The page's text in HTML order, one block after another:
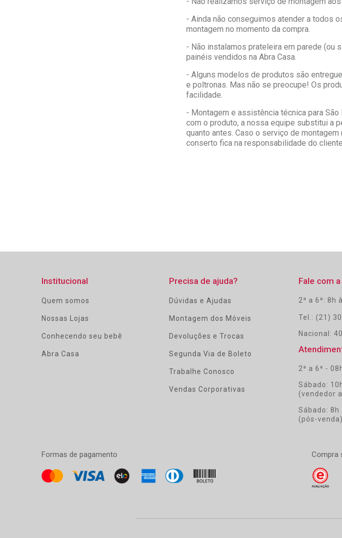
- Ainda não conseguimos atender a todos
montagem no momento da compra.
- Não instalamos prateleira em parede (ou
painéis vendidos na Abra Casa.
- Alguns modelos de produtos são
e poltronas. Mas não se preocupe! Os
facilidade.
- Montagem e assistência técnica para
com o produto, a nossa equipe substitui a
quanto antes. Caso o serviço de
conserto fica na responsabilidade do
Institucional
Quem somos
Nossas Lojas
Conhecendo seu bebê
Abra Casa
Precisa de ajuda?
Dúvidas e Ajudas
Montagem dos Móveis
Devoluções e Trocas
Segunda Via de Boleto
Trabalhe Conosco
Vendas Corporativas
Fale com
2ª a 6ª: 8h
Tel.: (21)
Nacional:
2ª a 6ª -
Sábado:
(vendedor
Sábado: 8h
(pós-venda)
Formas de pagamento Compra